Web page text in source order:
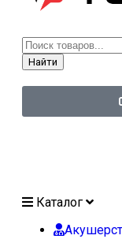
Найти
Каталог